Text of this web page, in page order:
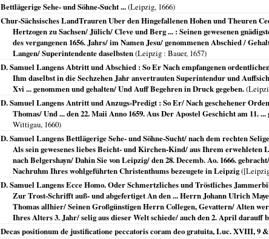
Bettlägerige Sehe- und Söhne-Sucht ...(Leipzig, 1666)
Chur-Sächsisches LandTrauren Uber den Hingefallenen Hohen und Theuren
Hertzogen zu Sachsen/ Jülich/ Cleve und Berg ... : Seinen gewesenen
des vergangenen 1656. Jahrs/ im Namen Jesu/ genommenen Abschied /
Langen/ Superintendente daselbsten(Leipzig : Bauer, 1657)
D. Samuel Langens Abtritt und Abschied : So Er Nach empfangenen
Ihm daselbst in die Sechzehen Jahr anvertrauten Superintendur und
Xvi ... genommen und gehalten/ Und Auff Begehren in Druck gegeben.(
D. Samuel Langens Antritt und Anzugs-Predigt : So Er/ Nach geschehener
Thomas/ Und ... den 22. Maii Anno 1659. Aus Der Apostel Geschicht am 11.
Wittigau, 1660)
D. Samuel Langens Bettlägerige Sehe- und Söhne-Sucht/ nach dem rechten
Als sein gewesenes liebes Beicht- und Kirchen-Kind/ aus Ihrem erwehleten
nach Belgershayn/ Dahin Sie von Leipzig/ den 28. Decemb. Ao. 1666.
Nachruhm Ihres wohlgeführten Christenthums bezeugete in Leipzig(
D. Samuel Langens Ecce Homo. Oder Schmertzliches und Tröstliches
Zur Trost-Schrifft auß- und abgefertiget An den ... Herrn Johann Ulrich
Thomas allhier/ Seinen Großgünstigen Herrn Collegen, Gevattern/ Alten
Ihres Alters 3. Jahr/ selig aus dieser Welt schiede/ auch den 2. April darauff
Decas positionum de justificatione peccatoris coram deo gratuita, Luc. XVIII, 9